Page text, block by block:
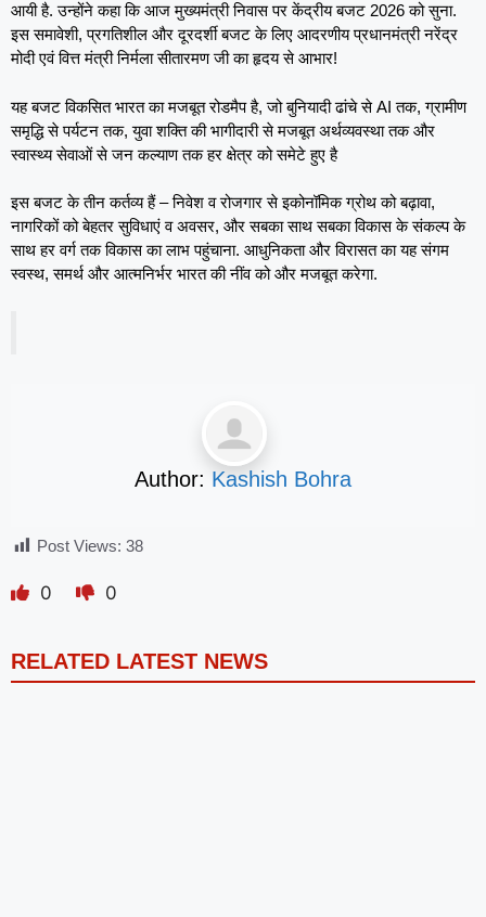
आयी है. उन्होंने कहा कि आज मुख्यमंत्री निवास पर केंद्रीय बजट 2026 को सुना.
इस समावेशी, प्रगतिशील और दूरदर्शी बजट के लिए आदरणीय प्रधानमंत्री नरेंद्र
मोदी एवं वित्त मंत्री निर्मला सीतारमण जी का हृदय से आभार!
यह बजट विकसित भारत का मजबूत रोडमैप है, जो बुनियादी ढांचे से AI तक, ग्रामीण
समृद्धि से पर्यटन तक, युवा शक्ति की भागीदारी से मजबूत अर्थव्यवस्था तक और
स्वास्थ्य सेवाओं से जन कल्याण तक हर क्षेत्र को समेटे हुए है
इस बजट के तीन कर्तव्य हैं – निवेश व रोजगार से इकोनॉमिक ग्रोथ को बढ़ावा,
नागरिकों को बेहतर सुविधाएं व अवसर, और सबका साथ सबका विकास के संकल्प के
साथ हर वर्ग तक विकास का लाभ पहुंचाना. आधुनिकता और विरासत का यह संगम
स्वस्थ, समर्थ और आत्मनिर्भर भारत की नींव को और मजबूत करेगा.
Author: Kashish Bohra
Post Views: 38
0 0
RELATED LATEST NEWS